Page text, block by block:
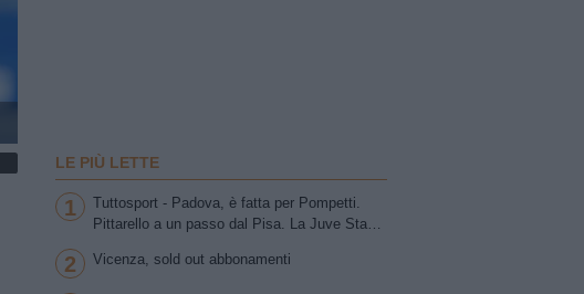
LE PIÙ LETTE
1
Tuttosport - Padova, è fatta per Pompetti.
Pittarello a un passo dal Pisa. La Juve Stabia
per la trequarti uno tra Chipperfield e Girma.
2 Vicenza, sold out abbonamenti